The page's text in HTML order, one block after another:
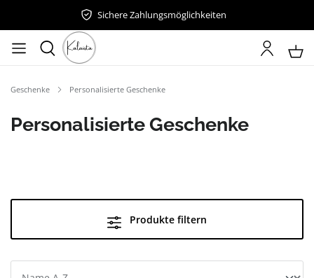
Sichere Zahlungsmöglichkeiten
Geschenke Personalisierte Geschenke
Personalisierte Geschenke
Produkte filtern